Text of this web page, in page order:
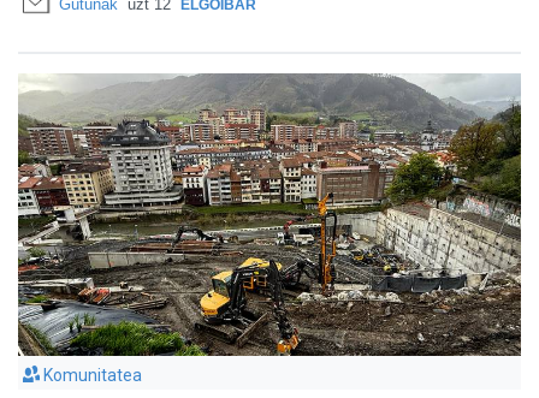
Gutunak uzt 12 ELGOIBAR
Komunitatea